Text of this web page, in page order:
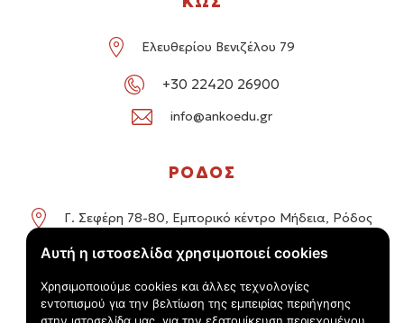
Αυτή η ιστοσελίδα χρησιμοποιεί cookies
Χρησιμοποιούμε cookies και άλλες τεχνολογίες
εντοπισμού για την βελτίωση της εμπειρίας περιήγησης
Ελευθερίου Βενιζέλου 79
+30 22420 26900
info@ankoedu.gr
ΡΟΔΟΣ
Γ. Σεφέρη 78-80, Εμπορικό κέντρο Μήδεια, Ρόδος
+30 22414 01016 / +30 22410 62488
info@ankoedu.gr